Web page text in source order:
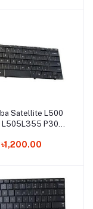
to cart
Satellite L500
P300
Keyboard
৳1,200.00